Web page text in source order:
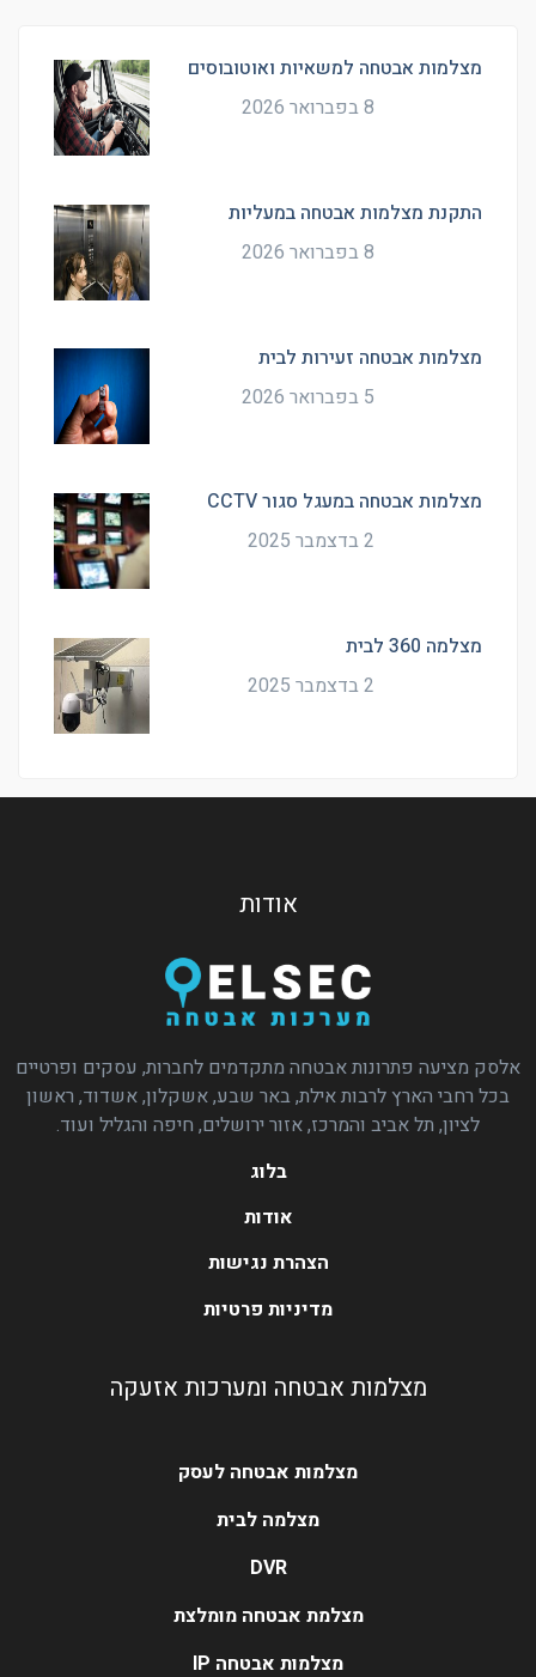
מצלמות אבטחה למשאיות ואוטובוסים
8 בפברואר 2026
התקנת מצלמות אבטחה במעליות
8 בפברואר 2026
מצלמות אבטחה זעירות לבית
5 בפברואר 2026
מצלמות אבטחה במעגל סגור CCTV
2 בדצמבר 2025
מצלמה 360 לבית
2 בדצמבר 2025
אודות
אלסק מציעה פתרונות אבטחה מתקדמים לחברות, עסקים ופרטיים
בכל רחבי הארץ לרבות אילת, באר שבע, אשקלון, אשדוד, ראשון
לציון, תל אביב והמרכז, אזור ירושלים, חיפה והגליל ועוד.
בלוג
אודות
הצהרת נגישות
מדיניות פרטיות
מצלמות אבטחה ומערכות אזעקה
מצלמות אבטחה לעסק
מצלמה לבית
DVR
מצלמת אבטחה מומלצת
מצלמות אבטחה IP